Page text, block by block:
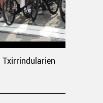
Txirrindularien